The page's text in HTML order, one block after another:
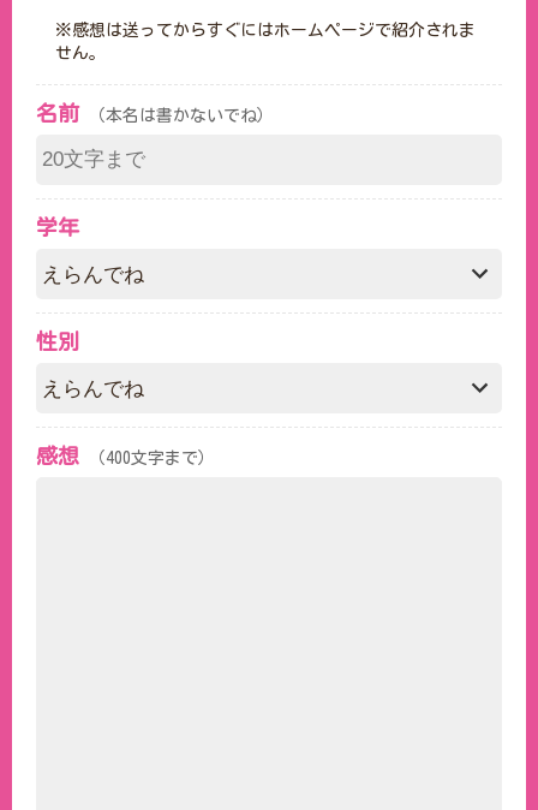
※感想は送ってからすぐにはホームページで紹介されま
せん。
名前 （本名は書かないでね）
学年
性別
感想 （400文字まで）